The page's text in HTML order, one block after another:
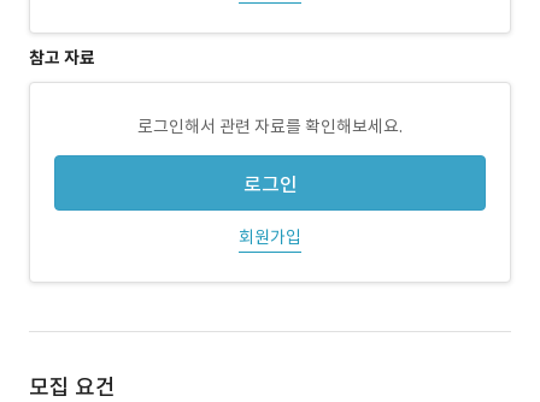
참고 자료
로그인해서 관련 자료를 확인해보세요.
로그인
회원가입
모집 요건